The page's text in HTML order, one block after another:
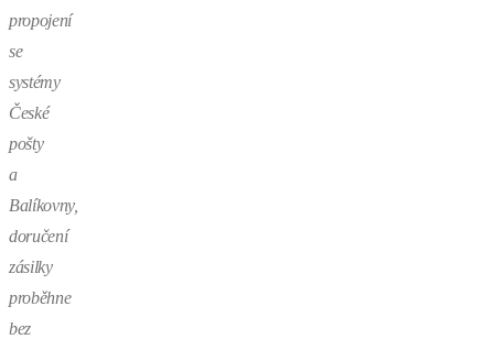
propojení
se
systémy
České
pošty
a
Balíkovny,
doručení
zásilky
proběhne
bez